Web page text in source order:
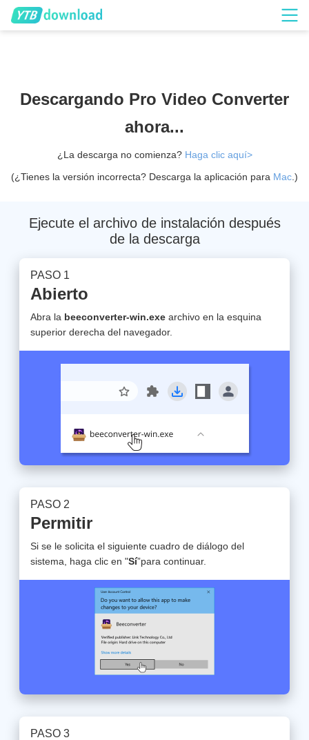
Descargando Pro Video Converter
ahora...
¿La descarga no comienza? Haga clic aquí>
(¿Tienes la versión incorrecta? Descarga la aplicación para Mac .)
Ejecute el archivo de instalación después
de la descarga
PASO 1
Abierto
Abra la beeconverter-win.exe archivo en la esquina
superior derecha del navegador.
PASO 2
Permitir
Si se le solicita el siguiente cuadro de diálogo del
sistema, haga clic en "Sí”para continuar.
PASO 3